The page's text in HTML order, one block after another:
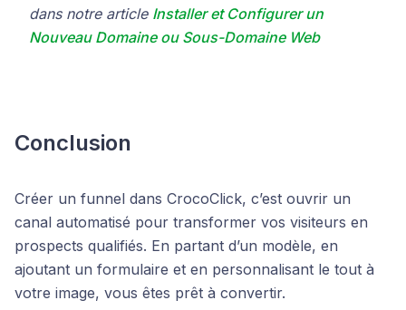
dans notre article Installer et Configurer un
Nouveau Domaine ou Sous-Domaine Web
Conclusion
Créer un funnel dans CrocoClick, c’est ouvrir un
canal automatisé pour transformer vos visiteurs en
prospects qualifiés. En partant d’un modèle, en
ajoutant un formulaire et en personnalisant le tout à
votre image, vous êtes prêt à convertir.